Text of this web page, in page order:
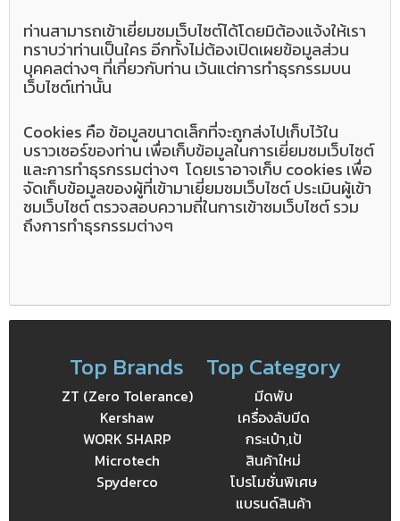
ท่านสามารถเข้าเยี่ยมชมเว็บไซต์ได้โดยมิต้องแจ้งให้เรา
ทราบว่าท่านเป็นใคร อีกทั้งไม่ต้องเปิดเผยข้อมูลส่วน
บุคคลต่างๆ ที่เกี่ยวกับท่าน เว้นแต่การทำธุรกรรมบน
เว็บไซต์เท่านั้น
Cookies คือ ข้อมูลขนาดเล็กที่จะถูกส่งไปเก็บไว้ใน
บราวเซอร์ของท่าน เพื่อเก็บข้อมูลในการเยี่ยมชมเว็บไซต์
และการทำธุรกรรมต่างๆ โดยเราอาจเก็บ cookies เพื่อ
จัดเก็บข้อมูลของผู้ที่เข้ามาเยี่ยมชมเว็บไซต์ ประเมินผู้เข้า
ชมเว็บไซต์ ตรวจสอบความถี่ในการเข้าชมเว็บไซต์ รวม
ถึงการทำธุรกรรมต่างๆ
Top Brands
ZT (Zero Tolerance)
Kershaw
WORK SHARP
Microtech
Spyderco
Top Category
มีดพับ
เครื่องลับมีด
กระเป๋า,เป้
สินค้าใหม่
โปรโมชั่นพิเศษ
แบรนด์สินค้า